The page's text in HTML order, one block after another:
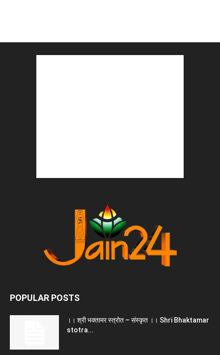
POPULAR POSTS
।। श्री भक्तामर स्त्रोत – संस्कृत ।। Shri Bhaktamar
stotra...